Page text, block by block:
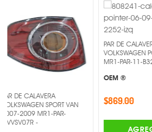
SPORT VAN
PAR-
PAR DE CALAVERA
VOLKSWAGEN POINTER -
MR1-PAR-11-B3270015B3 -
$869.00
AGREGAR